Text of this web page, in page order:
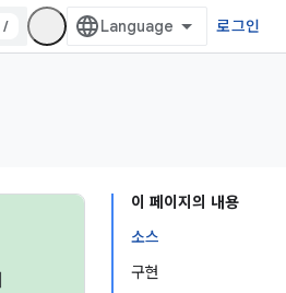
/ 로그인
이 페이지의 내용
소스
구현